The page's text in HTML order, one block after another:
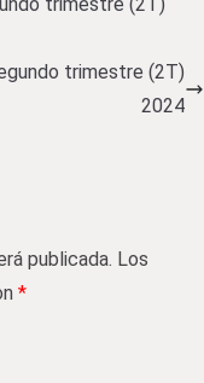
trimestre (2T)
2024
publicada. Los
*